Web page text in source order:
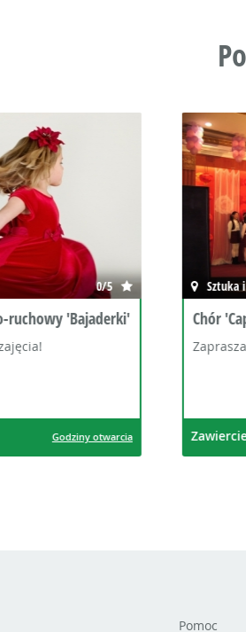
Sztuka i kreatywność
Chór 'Capela Vartiensiss'
Zawiercie
Pomoc